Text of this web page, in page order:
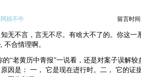
阿妞不牛 留言时间
无不言，言无不尽。有啥大不了的。你这一
不合情理啊。
的“老黄历中青报”一说看，还是对案子误解较
因是： 一， 它是现在进行时。二， 它的证